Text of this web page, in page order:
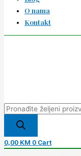
O nama
Kontakt
0,00 KM 0 Cart